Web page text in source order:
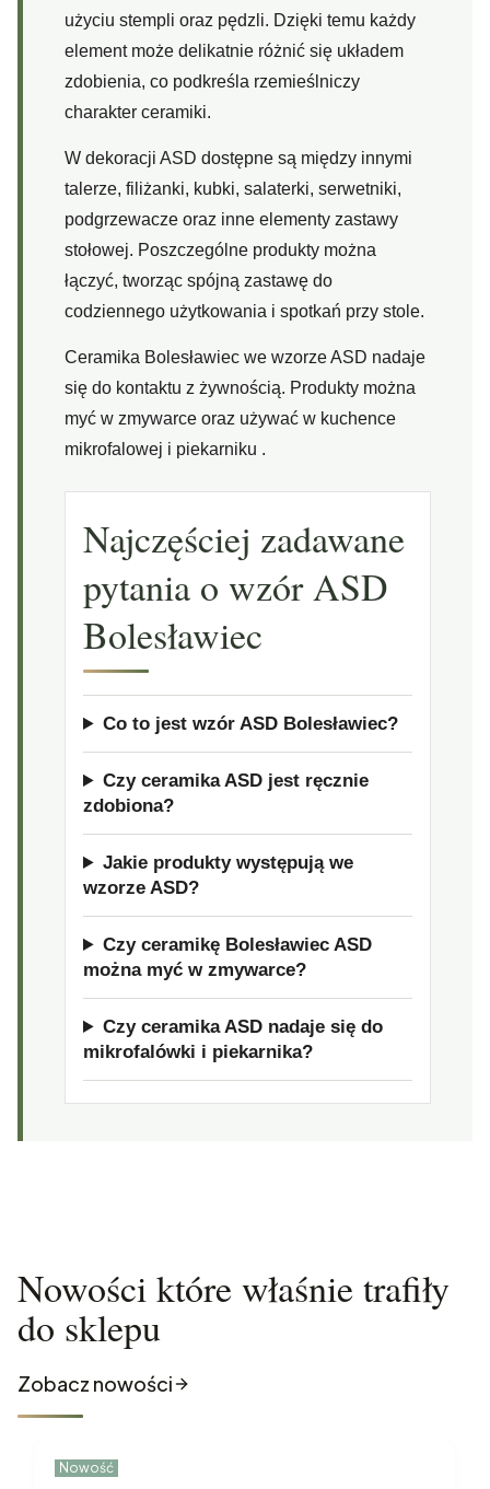
użyciu stempli oraz pędzli. Dzięki temu każdy
element może delikatnie różnić się układem
zdobienia, co podkreśla rzemieślniczy
charakter ceramiki.
W dekoracji ASD dostępne są między innymi
talerze, filiżanki, kubki, salaterki, serwetniki,
podgrzewacze oraz inne elementy zastawy
stołowej. Poszczególne produkty można
łączyć, tworząc spójną zastawę do
codziennego użytkowania i spotkań przy stole.
Ceramika Bolesławiec we wzorze ASD nadaje
się do kontaktu z żywnością. Produkty można
myć w zmywarce oraz używać w kuchence
mikrofalowej i piekarniku .
Najczęściej zadawane
pytania o wzór ASD
Bolesławiec
Co to jest wzór ASD Bolesławiec?
Czy ceramika ASD jest ręcznie
zdobiona?
Jakie produkty występują we
wzorze ASD?
Czy ceramikę Bolesławiec ASD
można myć w zmywarce?
Czy ceramika ASD nadaje się do
mikrofalówki i piekarnika?
Nowości które właśnie trafiły
do sklepu
Zobacz nowości
Nowość